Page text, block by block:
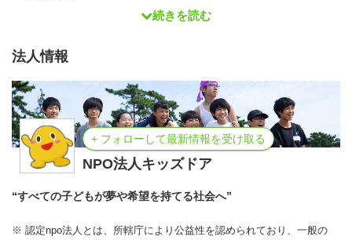
2027年3月に四年制大学または大学院を卒業（見込み）の
方
●その他
・ プログラムの内容は予告なく変更させていただくこと
があります。
・このフォームに入力していただく個人情報の利用目的
① 説明会申し込み状況とりまとめ
続きを読む
法人情報
+ フォローして最新情報を受け取る
NPO法人キッズドア
“すべての子どもが夢や希望を持てる社会へ”
※ 認定npo法人とは、所轄庁により公益性を認められており、一般の